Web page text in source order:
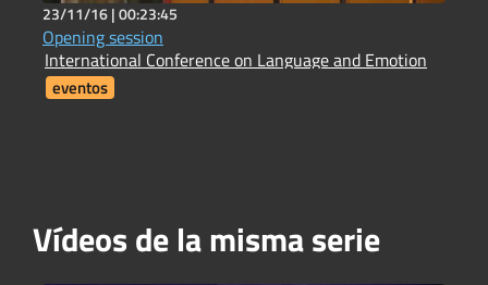
23/11/16 |00:23:45
Opening session
International Conference on Language and Emotion
eventos
Vídeos de la misma serie